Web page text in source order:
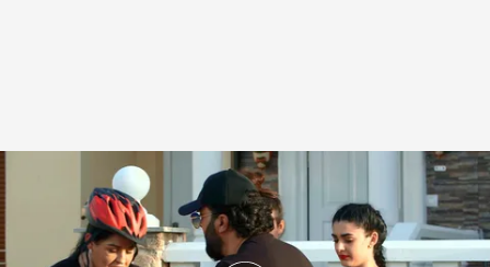
Marisol subida a la bicicleta
cuatro.com
15 DIC 2020 - 00:55h.